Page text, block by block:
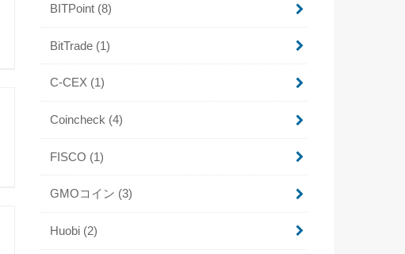
BITPoint (8)
BitTrade (1)
C-CEX (1)
Coincheck (4)
FISCO (1)
GMOコイン (3)
Huobi (2)